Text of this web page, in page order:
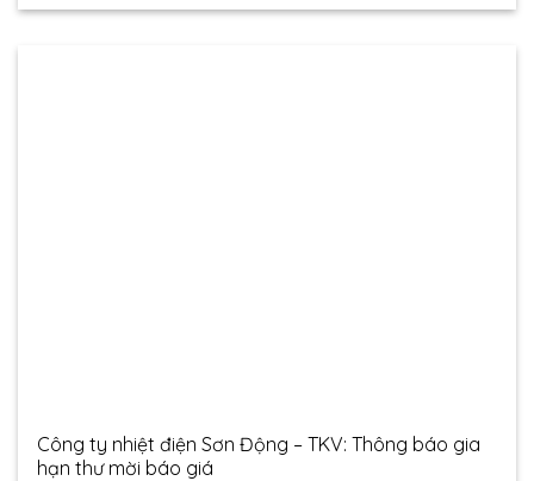
Công ty nhiệt điện Sơn Động – TKV: Thông báo gia
hạn thư mời báo giá